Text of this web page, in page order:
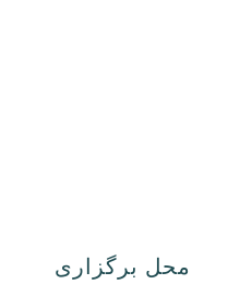
محل برگزاری